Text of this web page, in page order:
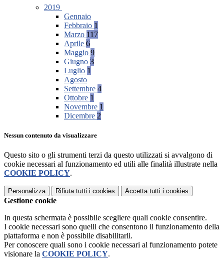
2019
Gennaio
Febbraio 1
Marzo 117
Aprile 6
Maggio 9
Giugno 3
Luglio 1
Agosto
Settembre 4
Ottobre 1
Novembre 1
Dicembre 2
Nessun contenuto da visualizzare
Questo sito o gli strumenti terzi da questo utilizzati si avvalgono di
cookie necessari al funzionamento ed utili alle finalità illustrate nella
COOKIE POLICY.
Personalizza Rifiuta tutti i cookies Accetta tutti i cookies
Gestione cookie
In questa schermata è possibile scegliere quali cookie consentire.
I cookie necessari sono quelli che consentono il funzionamento della
piattaforma e non è possibile disabilitarli.
Per conoscere quali sono i cookie necessari al funzionamento potete
visionare la COOKIE POLICY.